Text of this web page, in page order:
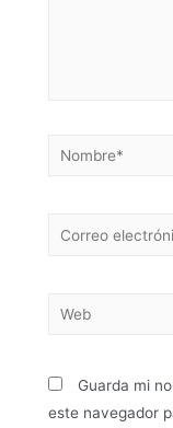
Guarda mi
este navegador